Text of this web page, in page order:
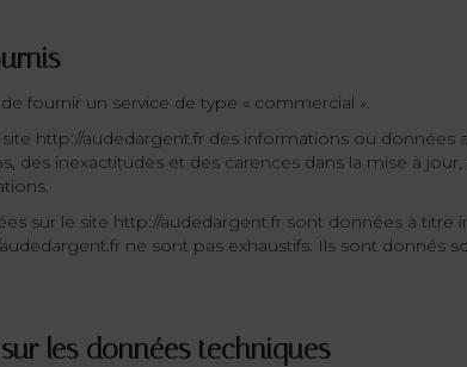
fournir un service de type « commercial ».
http://audedargent.fr des informations ou données
des inexactitudes et des carences dans la mise à
sur le site http://audedargent.fr sont données à titre
ne sont pas exhaustifs. Ils sont donnés
les données techniques